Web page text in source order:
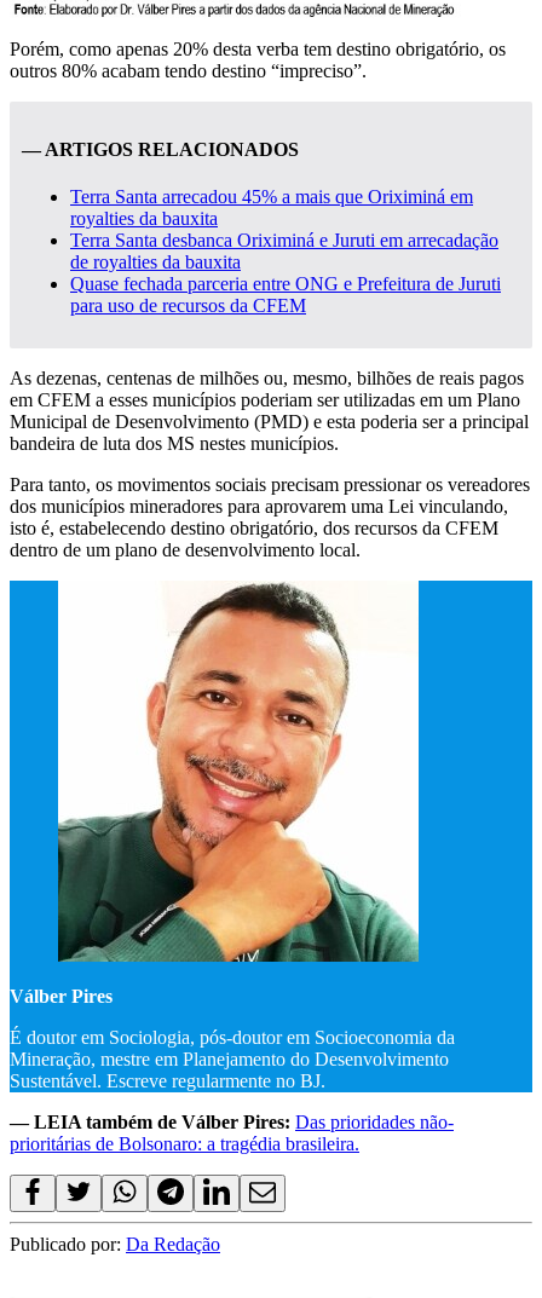
Porém, como apenas 20% desta verba tem destino obrigatório, os
outros 80% acabam tendo destino “impreciso”.
— ARTIGOS RELACIONADOS
Terra Santa arrecadou 45% a mais que Oriximiná em
royalties da bauxita
Terra Santa desbanca Oriximiná e Juruti em arrecadação
de royalties da bauxita
Quase fechada parceria entre ONG e Prefeitura de Juruti
para uso de recursos da CFEM
As dezenas, centenas de milhões ou, mesmo, bilhões de reais pagos
em CFEM a esses municípios poderiam ser utilizadas em um Plano
Municipal de Desenvolvimento (PMD) e esta poderia ser a principal
bandeira de luta dos MS nestes municípios.
Para tanto, os movimentos sociais precisam pressionar os vereadores
dos municípios mineradores para aprovarem uma Lei vinculando,
isto é, estabelecendo destino obrigatório, dos recursos da CFEM
dentro de um plano de desenvolvimento local.
Válber Pires
É doutor em Sociologia, pós-doutor em Socioeconomia da
Mineração, mestre em Planejamento do Desenvolvimento
Sustentável. Escreve regularmente no BJ.
— LEIA também de Válber Pires: Das prioridades não-
prioritárias de Bolsonaro: a tragédia brasileira.
Publicado por: Da Redação